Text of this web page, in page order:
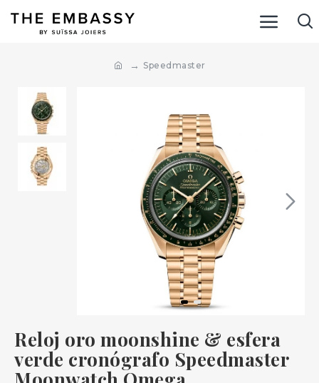
Speedmaster
Reloj oro moonshine & esfera
verde cronógrafo Speedmaster